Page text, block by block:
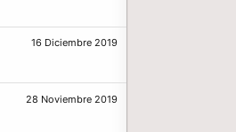
16 Diciembre 2019
28 Noviembre 2019